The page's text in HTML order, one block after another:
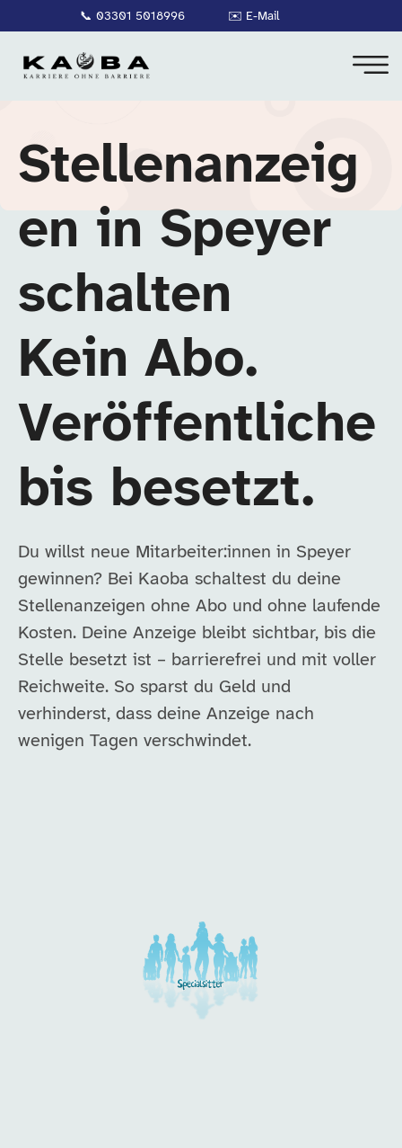
📞 03301 5018996 ✉️ E-Mail
Stellenanzeig
en in Speyer
schalten
Kein Abo.
Veröffentliche
bis besetzt.
Du willst neue Mitarbeiter:innen in Speyer
gewinnen? Bei Kaoba schaltest du deine
Stellenanzeigen ohne Abo und ohne laufende
Kosten. Deine Anzeige bleibt sichtbar, bis die
Stelle besetzt ist – barrierefrei und mit voller
Reichweite. So sparst du Geld und
verhinderst, dass deine Anzeige nach
wenigen Tagen verschwindet.
Unsere Arbeitgeber in